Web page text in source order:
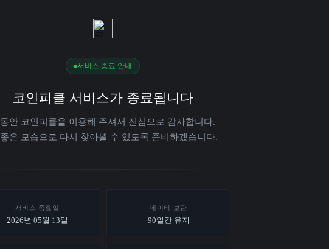
서비스 종료 안내
코인피클 서비스가 종료됩니다
안 코인피클을 이용해 주셔서 진심으로 감사합니다.
은 모습으로 다시 찾아뵐 수 있도록 준비하겠습니다.
서비스 종료일
2026년 05월 13일
데이터 보관
90일간 유지